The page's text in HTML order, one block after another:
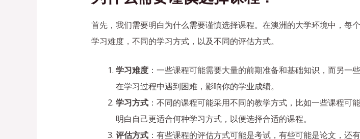
首先，我们需要明白为什么需要谨慎选择课程。在澳洲的大学环境中，每
学习难度，不同的学习方式，以及不同的评估方式。
学习难度：一些课程可能需要大量的前期准备和基础知识，而另一
在学习过程中遇到困难，影响你的学业成绩。
学习方式：不同的课程可能采用不同的教学方式，比如一些课程可
明白自己更适合何种学习方式，以便选择合适的课程。
评估方式：有些课程的评估方式可能是考试，有些可能是论文，还